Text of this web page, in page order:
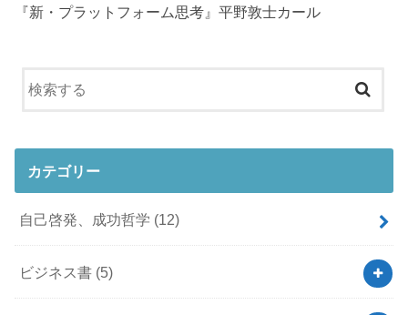
『新・プラットフォーム思考』平野敦士カール
カテゴリー
自己啓発、成功哲学 (12)
ビジネス書 (5)